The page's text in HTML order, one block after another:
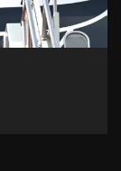
ดิการแห่งรัฐร
น.